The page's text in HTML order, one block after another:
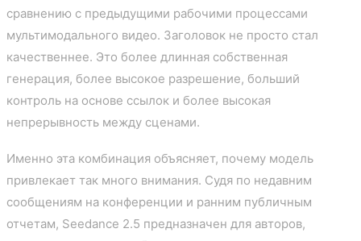
сравнению с предыдущими рабочими процессами
мультимодального видео. Заголовок не просто стал
качественнее. Это более длинная собственная
генерация, более высокое разрешение, больший
контроль на основе ссылок и более высокая
непрерывность между сценами.
Именно эта комбинация объясняет, почему модель
привлекает так много внимания. Судя по недавним
сообщениям на конференции и ранним публичным
отчетам, Seedance 2.5 предназначен для авторов,